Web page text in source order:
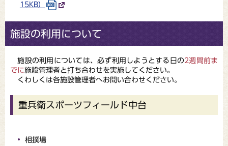
15KB）
施設の利用について
施設の利用については、必ず利用しようとする日の2週間前ま
でに施設管理者と打ち合わせを実施してください。
くわしくは各施設管理者へお問い合わせください。
重兵衛スポーツフィールド中台
相撲場